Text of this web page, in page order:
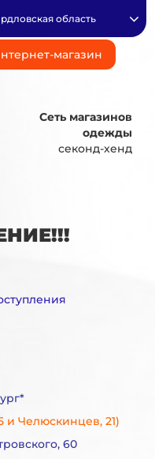
магазин
область
Сеть магазинов
одежды
секонд-хенд
и Челюскинцев, 21)
60